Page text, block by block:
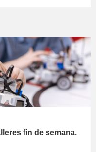
fin de semana.